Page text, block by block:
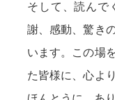
そして、読んで
謝、感動、驚き
います。この場
た皆様に、心よ